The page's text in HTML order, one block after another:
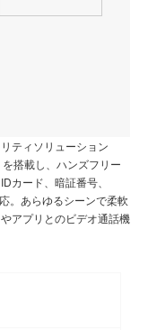
ティソリューション
搭載し、ハンズフリー
カード、暗証番号、
。あらゆるシーンで柔軟
アプリとのビデオ通話機